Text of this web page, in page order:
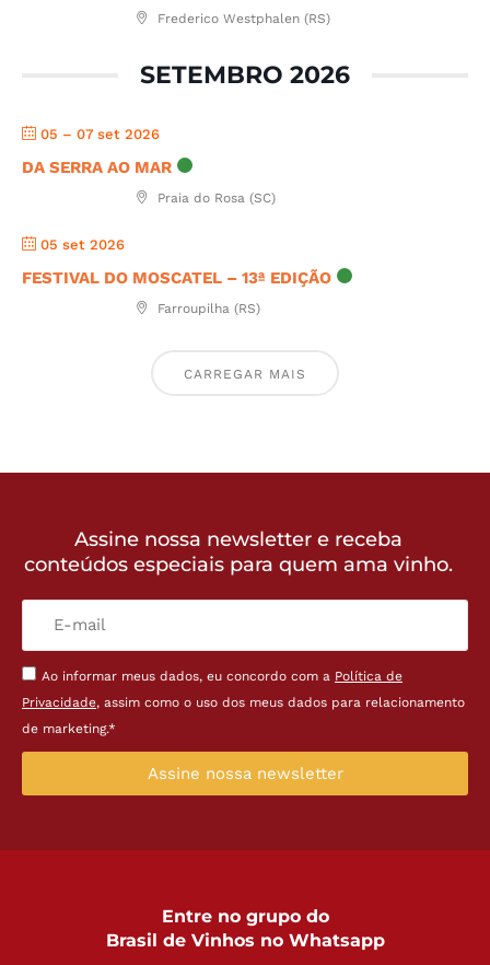
Frederico Westphalen (RS)
SETEMBRO 2026
05 – 07 set 2026
DA SERRA AO MAR
Praia do Rosa (SC)
05 set 2026
FESTIVAL DO MOSCATEL – 13ª EDIÇÃO
Farroupilha (RS)
CARREGAR MAIS
Assine nossa newsletter e receba
conteúdos especiais para quem ama vinho.
Ao informar meus dados, eu concordo com a Política de
Privacidade, assim como o uso dos meus dados para relacionamento
de marketing.*
Assine nossa newsletter
Entre no grupo do
Brasil de Vinhos no Whatsapp